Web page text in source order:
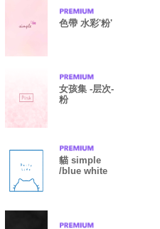
色帶 水彩'粉'
女孩集 -层次-
粉
貓 simple
/blue white